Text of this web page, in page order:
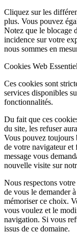
Cliquez sur les
plus. Vous pouvez
Notez que le blocage
incidence sur votre
nous sommes en
Cookies Web
Ces cookies sont
services disponibles
fonctionnalités.
Du fait que ces
du site, les refuser
Vous pouvez toujours
de votre navigateur et
message vous
nouvelle visite sur
Nous respectons
de vous le demander
mémoriser ce choix.
vous voulez et le
navigation. Si vous
issus de ce domaine.